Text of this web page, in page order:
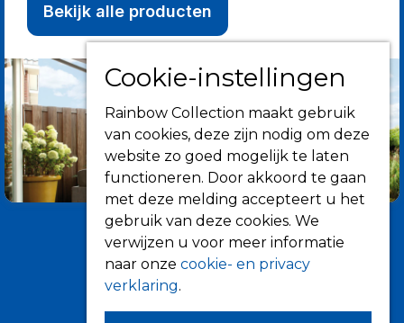
Bekijk alle producten
Cookie-instellingen
Rainbow Collection maakt gebruik
van cookies, deze zijn nodig om deze
website zo goed mogelijk te laten
functioneren. Door akkoord te gaan
met deze melding accepteert u het
gebruik van deze cookies. We
verwijzen u voor meer informatie
naar onze cookie- en privacy
verklaring.